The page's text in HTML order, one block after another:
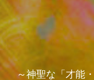
～神聖な「才能